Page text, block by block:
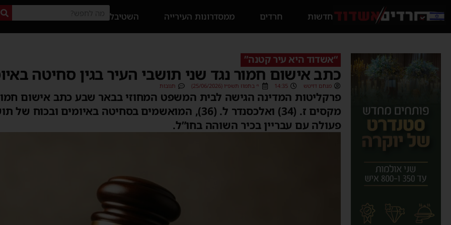
חדשות חרדים ממסדרונות העירייה השטיבל
“אשדוד היא עיר קטנה”
כתב אישום חמור נגד שני תושבי העיר בגין סחיטה
מנחם דויטש 14:35 י׳ בתמוז תשפ״ו (25/06/2026) תגובות
פרקליטות המדינה הגישה לבית המשפט המחוזי בבאר שבע כתב אישום
מקסים ז. (34) ואלכסנדר ל. (36), המואשמים בסחיטה באיומים
פעולה עם עבריין בכיר השוהה בחו”ל.